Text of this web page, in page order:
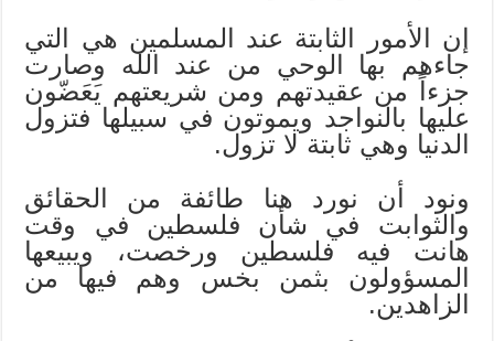
إن الأمور الثابتة عند المسلمين هي التي
جاءهم بها الوحي من عند الله وصارت
جزءاً من عقيدتهم ومن شريعتهم يَعَضّون
عليها بالنواجد ويموتون في سبيلها فتزول
الدنيا وهي ثابتة لا تزول.
ونود أن نورد هنا طائفة من الحقائق
والثوابت في شأن فلسطين في وقت
هانت فيه فلسطين ورخصت، ويبيعها
المسؤولون بثمن بخس وهم فيها من
الزاهدين.